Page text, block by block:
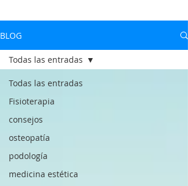
BLOG
Todas las entradas
Fisioterapia
consejos
osteopatía
podología
medicina estética
Todas las entradas